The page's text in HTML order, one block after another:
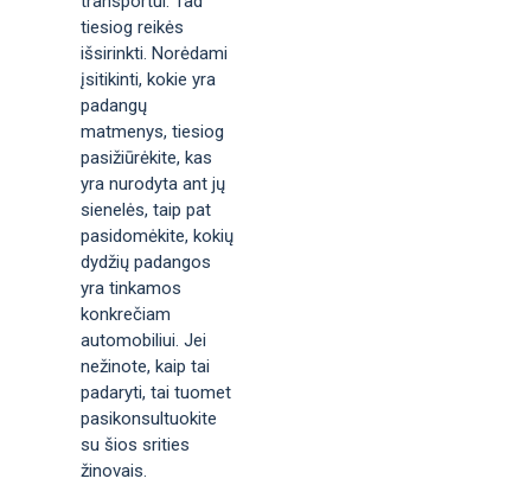
tiesiog reikės
išsirinkti. Norėdami
įsitikinti, kokie yra
padangų
matmenys, tiesiog
pasižiūrėkite, kas
yra nurodyta ant jų
sienelės, taip pat
pasidomėkite, kokių
dydžių padangos
yra tinkamos
konkrečiam
automobiliui. Jei
nežinote, kaip tai
padaryti, tai tuomet
pasikonsultuokite
su šios srities
žinovais.